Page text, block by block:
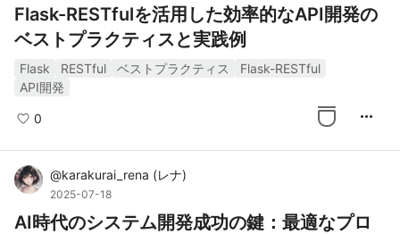
Flask-RESTfulを活用した効率的なAPI開発の
ベストプラクティスと実践例
Flask RESTful ベストプラクティス
Flask-RESTful
API開発
0 more_horiz
@karakurai_rena (レナ)
2025-07-18
AI時代のシステム開発成功の鍵：最適なプロ